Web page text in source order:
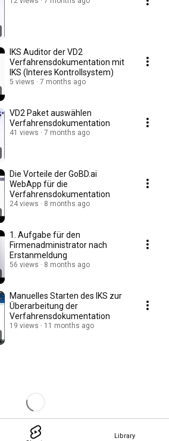
Library
IKS Auditor der VD2
Verfahrensdokumentation mit
IKS (Interes Kontrollsystem)
5 views 7 months ago
VD2 Paket auswählen
Verfahrensdokumentation
41 views 7 months ago
Die Vorteile der GoBD.ai
WebApp für die
Verfahrensdokumentation
24 views 8 months ago
1. Aufgabe für den
Firmenadministrator nach
Erstanmeldung
56 views 8 months ago
Manuelles Starten des IKS zur
Überarbeitung der
Verfahrensdokumentation
19 views 11 months ago